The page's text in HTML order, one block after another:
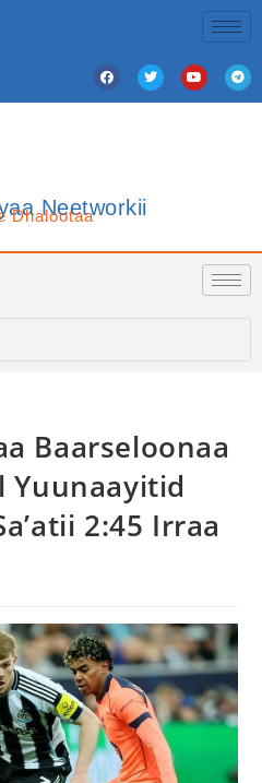
Neetworkii
Dhalootaa
Baarseloonaa
Yuunaayitid
2:45 Irraa